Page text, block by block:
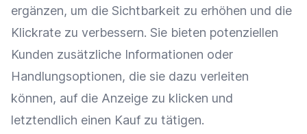
ergänzen, um die Sichtbarkeit zu erhöhen und die
Klickrate zu verbessern. Sie bieten potenziellen
Kunden zusätzliche Informationen oder
Handlungsoptionen, die sie dazu verleiten
können, auf die Anzeige zu klicken und
letztendlich einen Kauf zu tätigen.